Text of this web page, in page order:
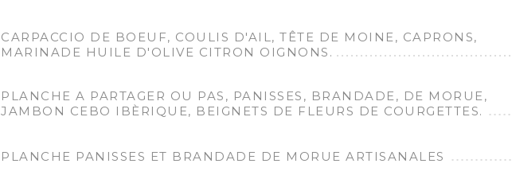
CARPACCIO DE BOEUF, COULIS D'AIL, TÊTE DE MOINE, CAPRONS,
MARINADE HUILE D'OLIVE CITRON OIGNONS.
PLANCHE A PARTAGER OU PAS, PANISSES, BRANDADE, DE MORUE,
JAMBON CEBO IBÈRIQUE, BEIGNETS DE FLEURS DE COURGETTES.
PLANCHE PANISSES ET BRANDADE DE MORUE ARTISANALES